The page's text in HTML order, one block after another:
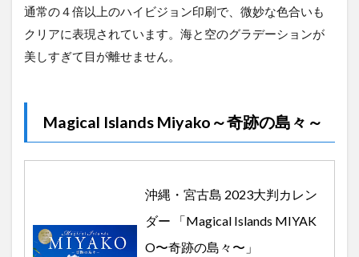
通常の４倍以上のハイビジョン印刷で、微妙な色合いも
クリアに表現されています。海と空のグラデーションが
美しすぎて目が離せません。
Magical Islands Miyako～奇跡の島々～
沖縄・宮古島 2023大判カレン
ダー 「Magical Islands MIYAK
O〜奇跡の島々〜」